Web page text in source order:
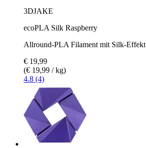
3DJAKE
ecoPLA Silk Raspberry
Allround-PLA Filament mit Silk-Effekt
€ 19,99
(€ 19,99 / kg)
4.8 (4)